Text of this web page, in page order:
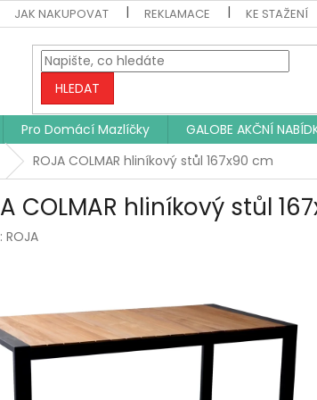
JAK NAKUPOVAT REKLAMACE KE STAŽENÍ
HLEDAT
Pro Domácí Mazlíčky GALOBE AKČNÍ
ROJA COLMAR hliníkový stůl 167x90 cm
COLMAR hliníkový stůl
ROJA